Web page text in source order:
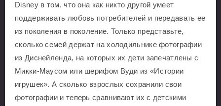
Disney в том, что она как никто другой умеет
поддерживать любовь потребителей и передавать ее
из поколения в поколение. Только представьте,
сколько семей держат на холодильнике фотографии
из Диснейленда, на которых их дети запечатлены с
Микки-Маусом или шерифом Вуди из «Истории
игрушек». А сколько взрослых сохранили свои
фотографии и теперь сравнивают их с детскими